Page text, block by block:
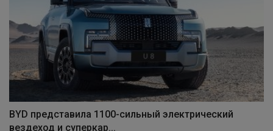
BYD представила 1100-сильный электрический
вездеход и суперкар...